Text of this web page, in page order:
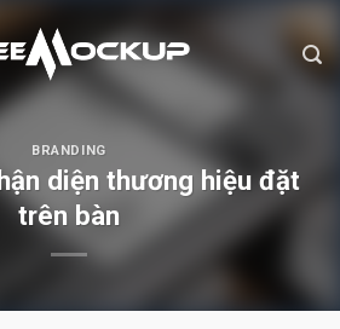
BRANDING
diện thương hiệu đặt
trên bàn